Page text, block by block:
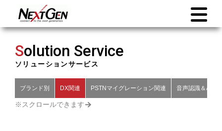
Solution Service
ソリューションサービス
ブランド別 DX関連 PSTNマイグレーション関連 音声認識＆AI関